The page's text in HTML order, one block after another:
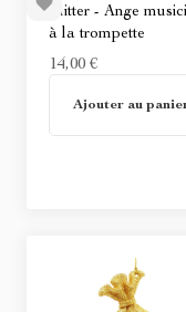
Glitter - Ange
à la trompette
14,00 €
Ajouter au